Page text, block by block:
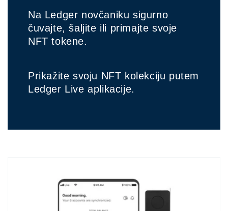
Na Ledger novčaniku sigurno
čuvajte, šaljite ili primajte svoje
NFT tokene.
Prikažite svoju NFT kolekciju putem
Ledger Live aplikacije.